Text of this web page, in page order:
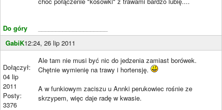
Do góry
GabiK12:24, 26 lip 2011
Dołączył:
04 lip
2011
Posty:
3376
Ale tam nie musi być nic do jedzenia zamiast borówek.
Chętnie wymienię na trawy i hortensję.
A w funkiowym zaciszu u Annki perukowiec rośnie ze
skrzypem, więc daje radę w kwasie.